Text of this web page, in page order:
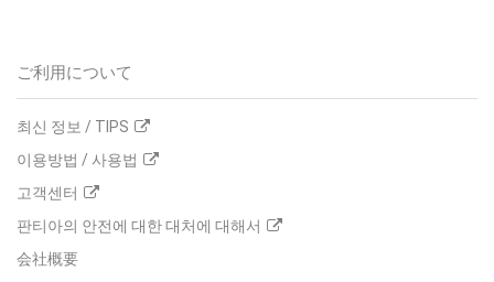
ご利用について
최신 정보 / TIPS
이용방법 / 사용법
고객센터
판티아의 안전에 대한 대처에 대해서
会社概要